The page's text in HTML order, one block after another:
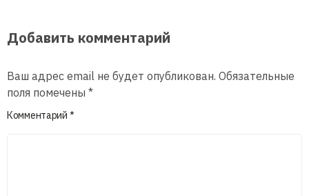
Добавить комментарий
Ваш адрес email не будет опубликован. Обязательные
поля помечены *
Комментарий *